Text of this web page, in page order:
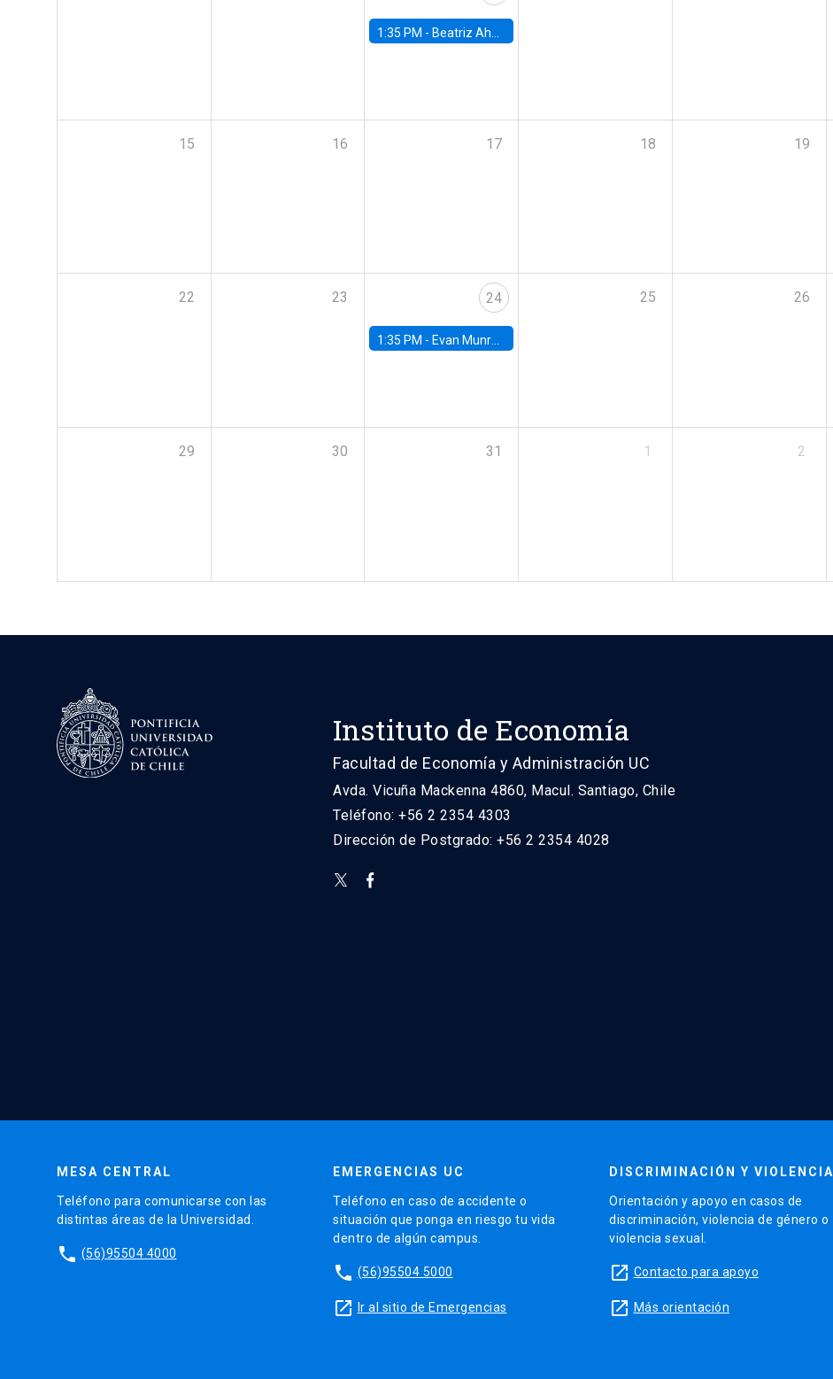
1:35 PM - Beatriz Ahumada, PhD candidate, Universidad de Pittsburgh
15 16 17 18 19
22 23 24
1:35 PM - Evan Munro, Neyman Visiting Assistant Professor in the Department of Statistics at UC Berkeley
25 26
29 30 31 1 2
Instituto de Economía
Facultad de Economía y Administración UC
Avda. Vicuña Mackenna 4860, Macul. Santiago, Chile
Teléfono: +56 2 2354 4303
Dirección de Postgrado: +56 2 2354 4028
MESA CENTRAL
Teléfono para comunicarse con las
distintas áreas de la Universidad.
phone (56)95504 4000
EMERGENCIAS UC
Teléfono en caso de accidente o
situación que ponga en riesgo tu vida
dentro de algún campus.
phone (56)95504 5000
launch Ir al sitio de Emergencias
DISCRIMINACIÓN Y VIOLENCIA
Orientación y apoyo en casos de
discriminación, violencia de género o
violencia sexual.
launch Contacto para apoyo
launch Más orientación